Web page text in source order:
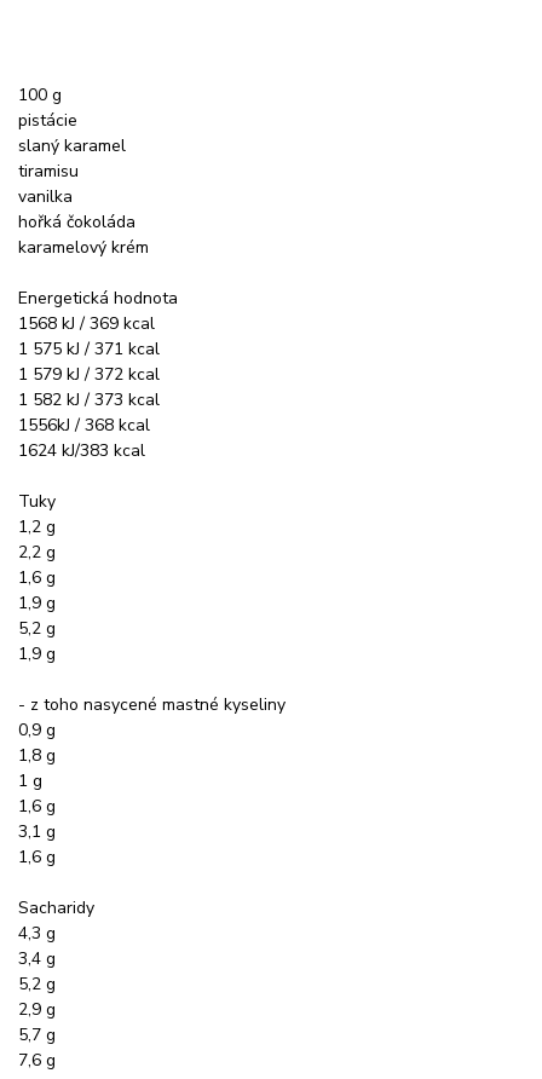
100 g
pistácie
slaný karamel
tiramisu
vanilka
hořká čokoláda
karamelový krém
Energetická hodnota
1568 kJ / 369 kcal
1 575 kJ / 371 kcal
1 579 kJ / 372 kcal
1 582 kJ / 373 kcal
1556kJ / 368 kcal
1624 kJ/383 kcal
Tuky
1,2 g
2,2 g
1,6 g
1,9 g
5,2 g
1,9 g
- z toho nasycené mastné kyseliny
0,9 g
1,8 g
1 g
1,6 g
3,1 g
1,6 g
Sacharidy
4,3 g
3,4 g
5,2 g
2,9 g
5,7 g
7,6 g